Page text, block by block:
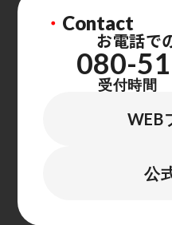
・ Contact
お電話で
080-
受付時間
WEB
公